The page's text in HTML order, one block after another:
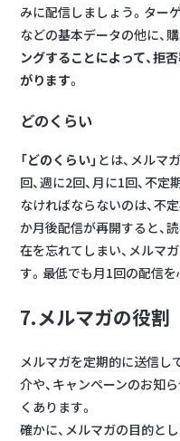
みに配信しましょう。ター
などの基本データの他に、
ングすることによって、拒
がります。
どのくらい
「どのくらい」 とは、メルマ
回、週に2回、月に1回、不
なければならないのは、不
か月後配信が再開すると、
在を忘れてしまい、メルマ
す。最低でも月1回の配信を
7.メルマガの役割
メルマガを定期的に送信し
介や、キャンペーンのお知
くあります。
確かに、メルマガの目的と